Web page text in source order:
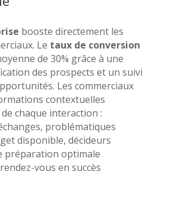
booste directement les
Le taux de conversion
de 30% grâce à une
des prospects et un suivi
Les commerciaux
contextuelles
chaque interaction :
problématiques
disponible, décideurs
préparation optimale
vous en succès